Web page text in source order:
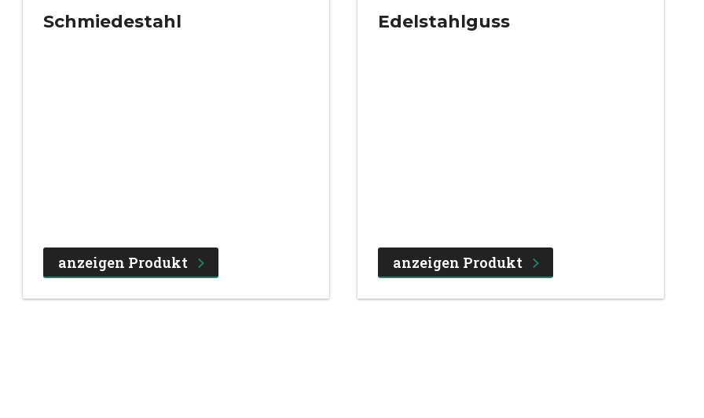
Schmiedestahl
anzeigen Produkt
Edelstahlguss
anzeigen Produkt